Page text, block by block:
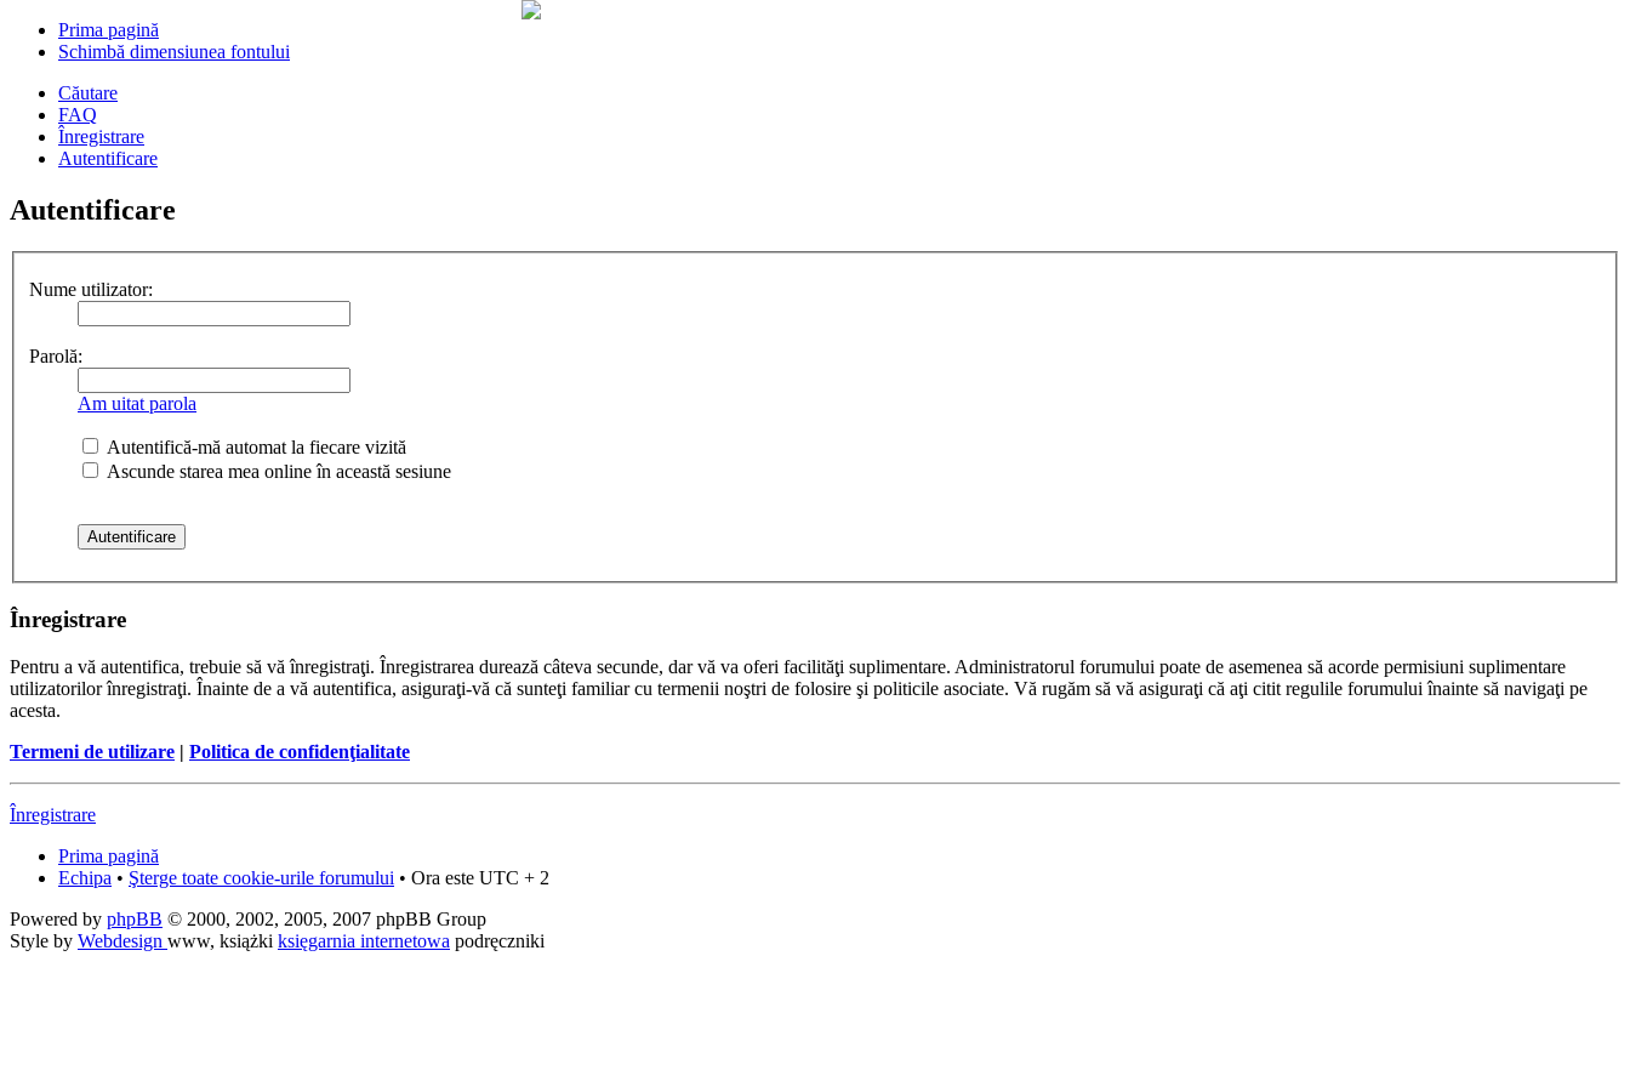
Prima pagină
Schimbă dimensiunea fontului
Căutare
FAQ
Înregistrare
Autentificare
Autentificare
Nume utilizator:
Parolă:
Am uitat parola
Autentifică-mă automat la fiecare vizită
Ascunde starea mea online în această sesiune
Înregistrare
Pentru a vă autentifica, trebuie să vă înregistraţi. Înregistrarea durează câteva secunde, dar vă va oferi facilităţi suplimentare. Administratorul forumului poate de asemenea să acorde permisiuni suplimentare
utilizatorilor înregistraţi. Înainte de a vă autentifica, asiguraţi-vă că sunteţi familiar cu termenii noştri de folosire şi politicile asociate. Vă rugăm să vă asiguraţi că aţi citit regulile forumului înainte să navigaţi pe
acesta.
Termeni de utilizare | Politica de confidenţialitate
Înregistrare
Prima pagină
Echipa • Şterge toate cookie-urile forumului • Ora este UTC + 2
Powered by phpBB © 2000, 2002, 2005, 2007 phpBB Group
Style by Webdesign www, książki księgarnia internetowa podręczniki